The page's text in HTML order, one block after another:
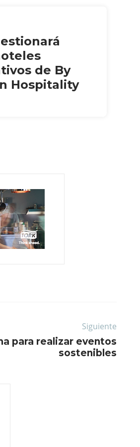
de By
Hospitality
Siguiente
para realizar eventos
sostenibles